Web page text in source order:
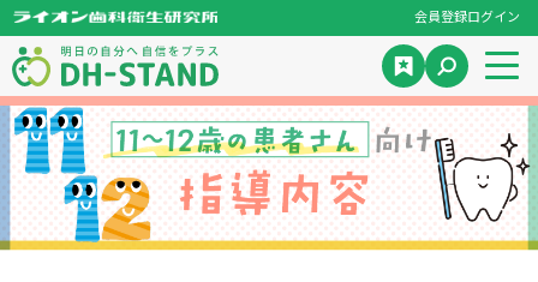
会員登録ログイン